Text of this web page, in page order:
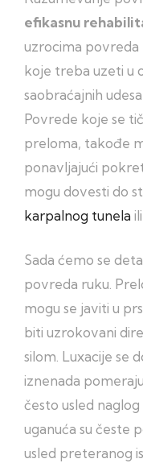
efikasnu
uzrocima
koje treba uzeti u
saobraćajnih
Povrede koje se
preloma, takođe
ponavljajući
mogu dovesti do
karpalnog tunela
Sada ćemo se
povreda ruku.
mogu se javiti u
biti uzrokovani
silom. Luxacije se
iznenada
često usled
uganuća su česte
usled preteranog